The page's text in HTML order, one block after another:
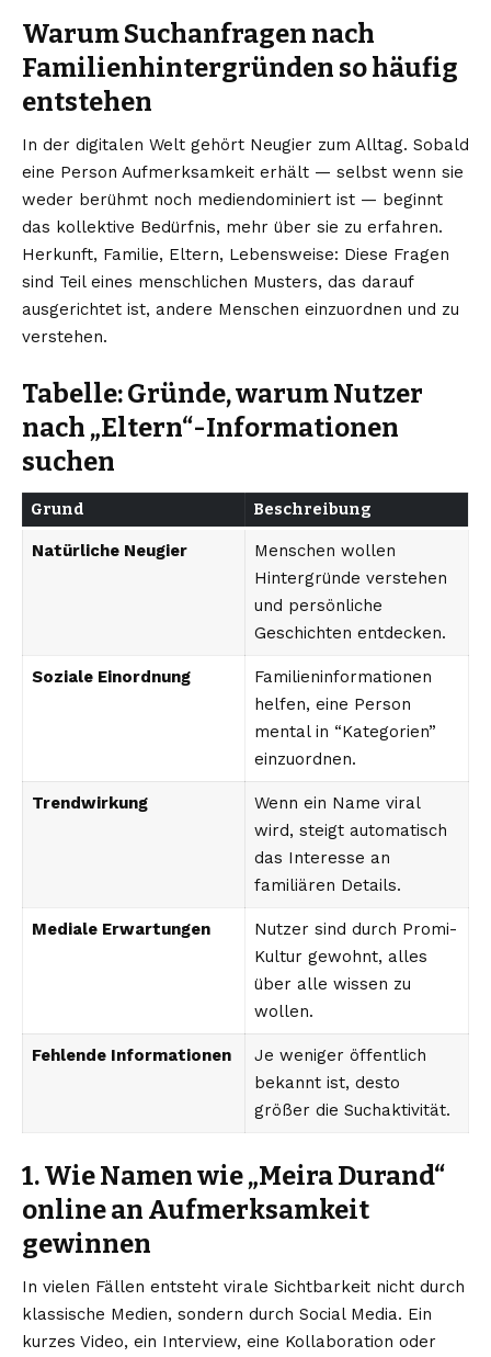
Warum Suchanfragen nach
Familienhintergründen so häufig
entstehen
In der digitalen Welt gehört Neugier zum Alltag. Sobald
eine Person Aufmerksamkeit erhält — selbst wenn sie
weder berühmt noch mediendominiert ist — beginnt
das kollektive Bedürfnis, mehr über sie zu erfahren.
Herkunft, Familie, Eltern, Lebensweise: Diese Fragen
sind Teil eines menschlichen Musters, das darauf
ausgerichtet ist, andere Menschen einzuordnen und zu
verstehen.
Tabelle: Gründe, warum Nutzer
nach „Eltern“-Informationen
suchen
Grund Beschreibung
Natürliche Neugier
Menschen wollen
Hintergründe verstehen
und persönliche
Geschichten entdecken.
Soziale Einordnung
Familieninformationen
helfen, eine Person
mental in “Kategorien”
einzuordnen.
Trendwirkung
Wenn ein Name viral
wird, steigt automatisch
das Interesse an
familiären Details.
Mediale Erwartungen
Nutzer sind durch Promi-
Kultur gewohnt, alles
über alle wissen zu
wollen.
Fehlende Informationen
Je weniger öffentlich
bekannt ist, desto
größer die Suchaktivität.
1. Wie Namen wie „Meira Durand“
online an Aufmerksamkeit
gewinnen
In vielen Fällen entsteht virale Sichtbarkeit nicht durch
klassische Medien, sondern durch Social Media. Ein
kurzes Video, ein Interview, eine Kollaboration oder